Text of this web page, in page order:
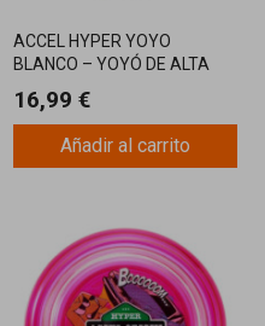
ACCEL HYPER YOYO
BLANCO – YOYÓ DE ALTA
ACCEL
16,99 €
Añadir al carrito